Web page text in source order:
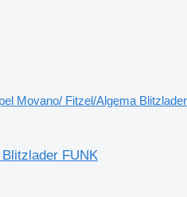
Movano/ Fitzel/Algema Blitzlader
FUNK